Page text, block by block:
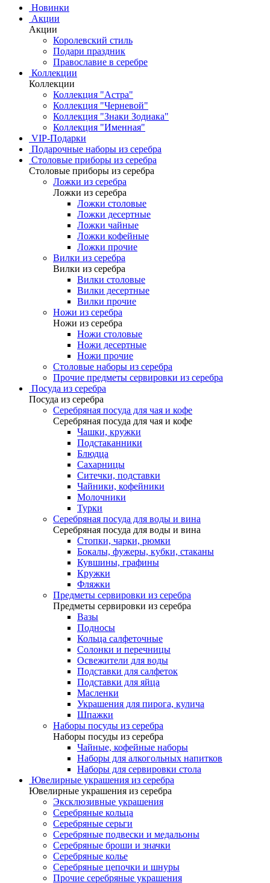
Новинки
Акции
Акции
Королевский стиль
Подари праздник
Православие в серебре
Коллекции
Коллекции
Коллекция "Астра"
Коллекция "Черневой"
Коллекция "Знаки Зодиака"
Коллекция "Именная"
VIP-Подарки
Подарочные наборы из серебра
Столовые приборы из серебра
Столовые приборы из серебра
Ложки из серебра
Ложки из серебра
Ложки столовые
Ложки десертные
Ложки чайные
Ложки кофейные
Ложки прочие
Вилки из серебра
Вилки из серебра
Вилки столовые
Вилки десертные
Вилки прочие
Ножи из серебра
Ножи из серебра
Ножи столовые
Ножи десертные
Ножи прочие
Столовые наборы из серебра
Прочие предметы сервировки из серебра
Посуда из серебра
Посуда из серебра
Серебряная посуда для чая и кофе
Серебряная посуда для чая и кофе
Чашки, кружки
Подстаканники
Блюдца
Сахарницы
Ситечки, подставки
Чайники, кофейники
Молочники
Турки
Серебряная посуда для воды и вина
Серебряная посуда для воды и вина
Стопки, чарки, рюмки
Бокалы, фужеры, кубки, стаканы
Кувшины, графины
Кружки
Фляжки
Предметы сервировки из серебра
Предметы сервировки из серебра
Вазы
Подносы
Кольца салфеточные
Солонки и перечницы
Освежители для воды
Подставки для салфеток
Подставки для яйца
Масленки
Украшения для пирога, кулича
Шпажки
Наборы посуды из серебра
Наборы посуды из серебра
Чайные, кофейные наборы
Наборы для алкогольных напитков
Наборы для сервировки стола
Ювелирные украшения из серебра
Ювелирные украшения из серебра
Эксклюзивные украшения
Серебряные кольца
Серебряные серьги
Серебряные подвески и медальоны
Серебряные броши и значки
Серебряные колье
Серебряные цепочки и шнуры
Прочие серебряные украшения